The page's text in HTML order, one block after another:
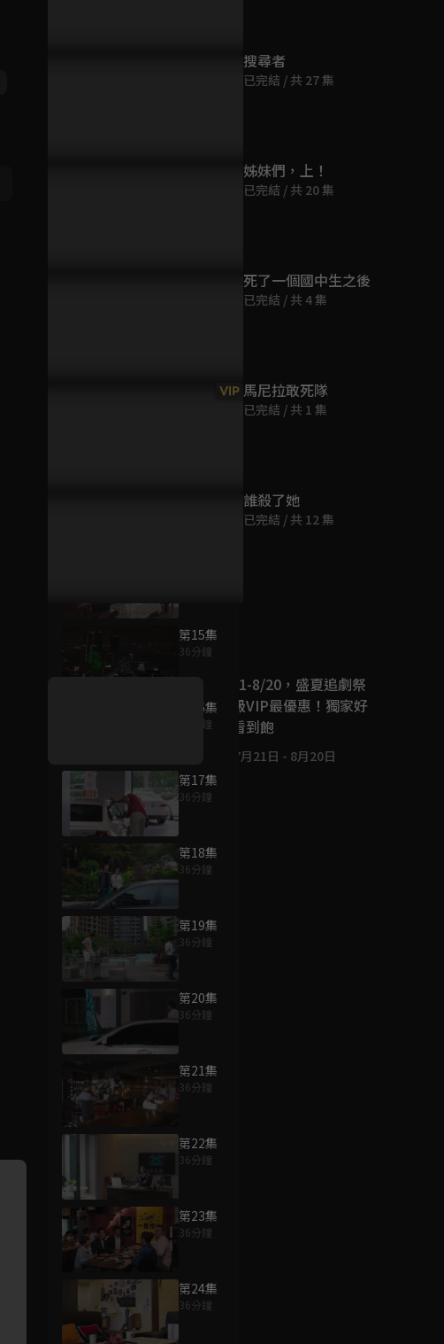
第15集
36分鐘
第16集
36分鐘
第17集
36分鐘
第18集
36分鐘
第19集
36分鐘
第20集
36分鐘
第21集
36分鐘
第22集
36分鐘
第23集
36分鐘
第24集
36分鐘
搜尋者
已完結 / 共 27 集
姊妹們，上！
已完結 / 共 20 集
死了一個國中生之後
已完結 / 共 4 集
VIP 馬尼拉敢死隊
已完結 / 共 1 集
誰殺了她
已完結 / 共 12 集
好康資訊
7/21-8/20，盛夏追劇祭
升級VIP最優惠！獨家好
戲看到飽
7月21日 - 8月20日